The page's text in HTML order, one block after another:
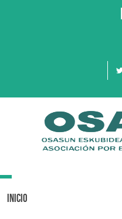
Toggle
Inicio